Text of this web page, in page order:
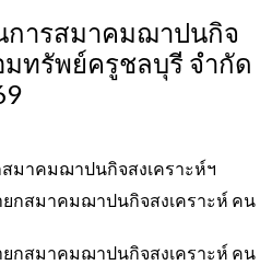
การสมาคมฌาปนกิจ
ทรัพย์ครูชลบุรี จำกัด
มาคมฌาปนกิจสงเคราะห์ฯ
กสมาคมฌาปนกิจสงเคราะห์ คน
กสมาคมฌาปนกิจสงเคราะห์ คน